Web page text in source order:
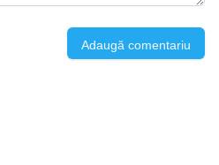
Adaugă comentariu